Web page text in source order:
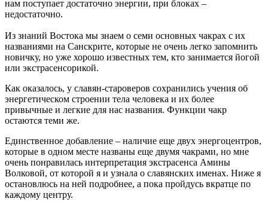
нам поступает достаточно энергии, при блоках –
недостаточно.
Из знаний Востока мы знаем о семи основных чакрах с их
названиями на Санскрите, которые не очень легко запомнить
новичку, но уже хорошо известных тем, кто занимается йогой
или экстрасенсорикой.
Как оказалось, у славян-староверов сохранились учения об
энергетическом строении тела человека и их более
привычные и легкие для нас названия. Функции чакр
остаются теми же.
Единственное добавление – наличие еще двух энергоцентров,
которые в одном месте названы еще двумя чакрами, но мне
очень понравилась интерпретация экстрасенса Амины
Волковой, от которой я и узнала о славянских именах. Ниже я
остановлюсь на ней подробнее, а пока пройдусь вкратце по
каждому центру.